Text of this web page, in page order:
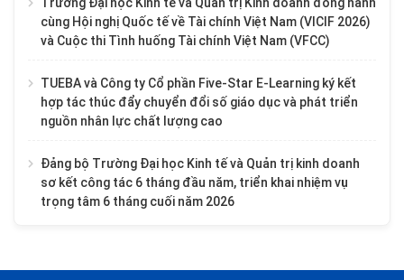
Trường Đại học Kinh tế và Quản trị Kinh doanh đồng hành
cùng Hội nghị Quốc tế về Tài chính Việt Nam (VICIF 2026)
và Cuộc thi Tình huống Tài chính Việt Nam (VFCC)
TUEBA và Công ty Cổ phần Five-Star E-Learning ký kết
hợp tác thúc đẩy chuyển đổi số giáo dục và phát triển
nguồn nhân lực chất lượng cao
Đảng bộ Trường Đại học Kinh tế và Quản trị kinh doanh
sơ kết công tác 6 tháng đầu năm, triển khai nhiệm vụ
trọng tâm 6 tháng cuối năm 2026